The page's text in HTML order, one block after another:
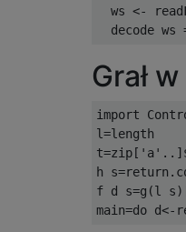
ws <-
Grał
import
l=length
h
f d s=g(l